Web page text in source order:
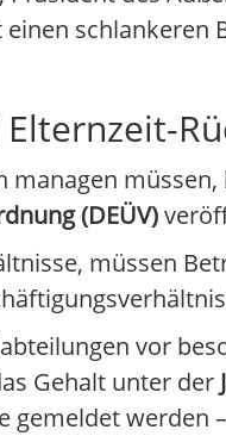
managen müssen,
(DEÜV)
müssen
vor
Gehalt unter der
gemeldet